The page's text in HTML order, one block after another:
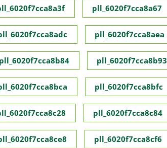
pll_6020f7cca8a67
pll_6020f7cca8aea
pll_6020f7cca8b84 pll_6020f7cca8b93
pll_6020f7cca8bfc
pll_6020f7cca8c84
pll_6020f7cca8cf6